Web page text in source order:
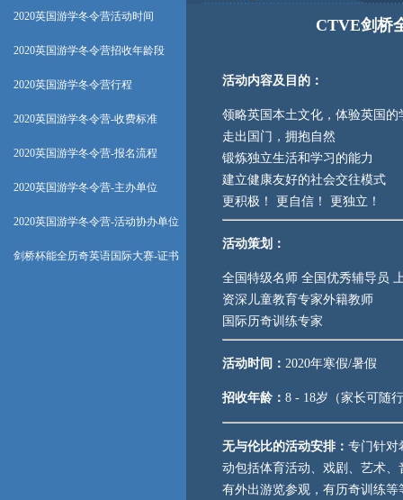
2020英国游学冬令营活动时间
2020英国游学冬令营招收年龄段
2020英国游学冬令营行程
2020英国游学冬令营-收费标准
2020英国游学冬令营-报名流程
2020英国游学冬令营-主办单位
2020英国游学冬令营-活动协办单位
剑桥杯能全历奇英语国际大赛-证书
CTVE剑桥
活动内容及目的：
领略英国本土文化，体验英国的
走出国门，拥抱自然
锻炼独立生活和学习的能力
建立健康友好的社会交往模式
更积极！ 更自信！ 更独立！
活动策划：
全国特级名师 全国优秀辅导员
资深儿童教育专家外籍教师
国际历奇训练专家
活动时间： 2020年寒假/暑假
招收年龄： 8 - 18岁（家长可随
无与伦比的活动安排： 专门针对
动包括体育活动、戏剧、艺术
有外出游览参观，有历奇训练等